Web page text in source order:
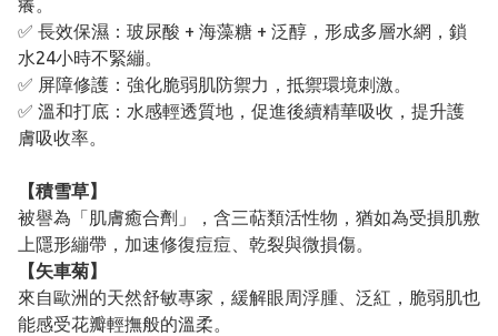
癢。
✅ 長效保濕：玻尿酸 + 海藻糖 + 泛醇，形成多層水網，鎖
水24小時不緊繃。
✅ 屏障修護：強化脆弱肌防禦力，抵禦環境刺激。
✅ 溫和打底：水感輕透質地，促進後續精華吸收，提升護
膚吸收率。
【積雪草】
被譽為「肌膚癒合劑」，含三萜類活性物，猶如為受損肌敷
上隱形繃帶，加速修復痘痘、乾裂與微損傷。
【矢車菊】
來自歐洲的天然舒敏專家，緩解眼周浮腫、泛紅，脆弱肌也
能感受花瓣輕撫般的溫柔。